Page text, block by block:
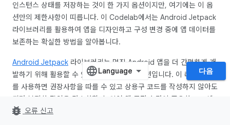
인스턴스 상태를 저장하는 것이 한 가지 옵션이지만, 여기에는 이 옵
션만의 제한사항이 띠릅니다. 이 Codelab에서는 Android Jetpack
라이브러리를 활용하여 앱을 디자인하고 구성 변경 중에 앱 데이터를
보존하는 확실한 방법을 알아봅니다.
Android Jetpack 라이브러리는 멋진 Android 앱을 더 간편하게 개
발하기 위해 활용할 수 있는 라이브러리 컬렉션입니다. 이 라이브러리
를 사용하면 권장사항을 따를 수 있고 상용구 코드를 작성하지 않아도
되며 복잡한 작업을 간소화할 수 있어 앱 로직과 같이 중요한 코드에
집중할 수 있습니다.
다음
bug_report 오류 신고